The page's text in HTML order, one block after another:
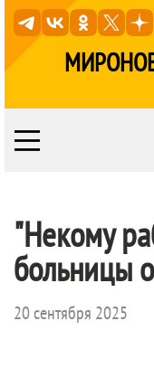
МИРОНОВ
"Некому
больницы
20 сентября 2025